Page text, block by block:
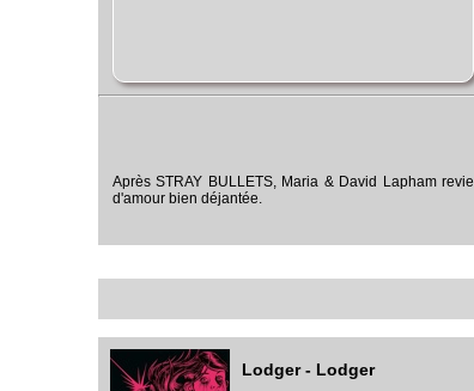
Après STRAY BULLETS, Maria & David Lapham
d'amour bien déjantée.
Lodger - Lodger